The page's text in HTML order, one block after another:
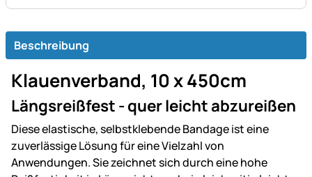
Beschreibung
Klauenverband, 10 x 450cm
Längsreißfest - quer leicht abzureißen
Diese elastische, selbstklebende Bandage ist eine
zuverlässige Lösung für eine Vielzahl von
Anwendungen. Sie zeichnet sich durch eine hohe